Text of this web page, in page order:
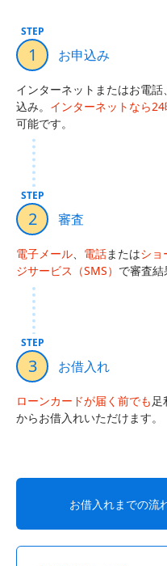
STEP
1 お申込み
インターネットまたはお電話
込み。 インターネットなら24
可能です。
STEP
2 審査
電子メール、 電話またはショ
ジサービス（SMS） で審査結
STEP
3 お借入れ
ローンカードが届く前でも足
からお借入れいただけます。
お借入れまでの流